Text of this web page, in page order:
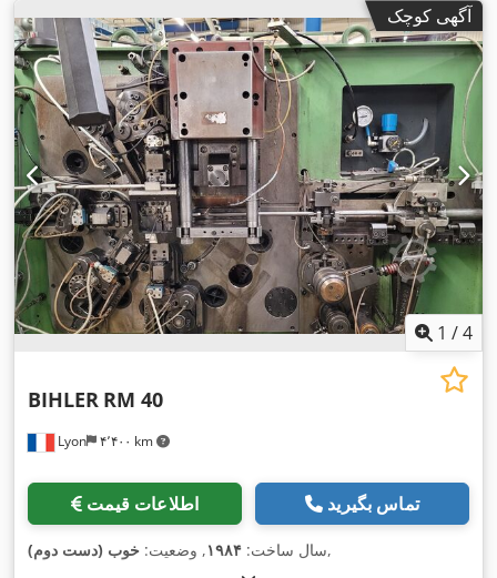
آگهی کوچک
1 /4
Lyon ۴٬۴۰۰ km
BIHLER RM 40
اطلاعات قیمت تماس بگیرید
سال ساخت: ۱۹۸۴, وضعیت: خوب (دست دوم) ,